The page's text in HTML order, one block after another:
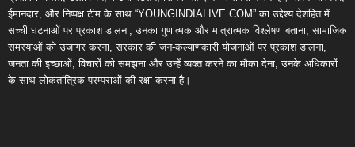
ईमानदार, और निष्पक्ष टीम के साथ “YOUNGINDIALIVE.COM” का उद्देश्य देशहित में
सच्ची घटनाओं पर प्रकाश डालना, उनका गुणात्मक और मात्रात्मक विश्लेषण बताना, सामाजिक
समस्याओं को उजागर करना, सरकार की जन-कल्याणकारी योजनाओं पर प्रकाश डालना,
जनता की इच्छाओं, विचारों को समझना और उन्हें व्यक्त करने का मौका देना, उनके अधिकारों
के साथ लोकतांत्रिक परम्पराओं की रक्षा करना है।